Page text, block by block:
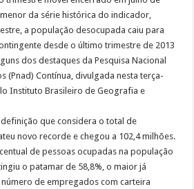
da série histórica do indicador,
a população desocupada caiu para
desde o último trimestre de 2013
dos destaques da Pesquisa Nacional
(Pnad) Contínua, divulgada nesta terça-
Instituto Brasileiro de Geografia e
que considera o total de
novo recorde e chegou a 102,4 milhões.
de pessoas ocupadas na população
o patamar de 58,8%, o maior já
de empregados com carteira